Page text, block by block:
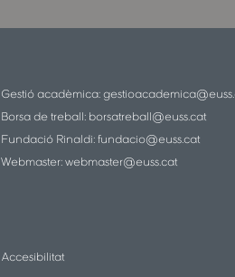
Gestió acadèmica:
Borsa de treball: borsatreball@euss.cat
Fundació Rinaldi: fundacio@euss.cat
Webmaster: webmaster@euss.cat
Accesibilitat